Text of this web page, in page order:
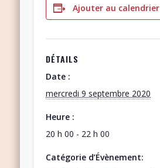
Ajouter au calendrier
DÉTAILS
Date :
mercredi 9 septembre 2020
Heure :
20 h 00 - 22 h 00
Catégorie d’Évènement: